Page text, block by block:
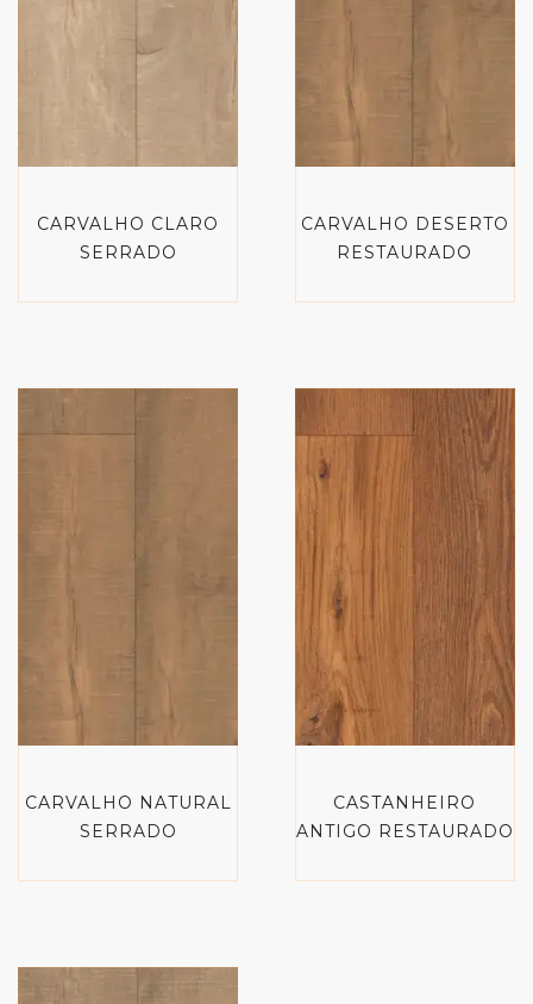
CARVALHO CLARO
SERRADO
CARVALHO DESERTO
RESTAURADO
CARVALHO NATURAL
SERRADO
CASTANHEIRO
ANTIGO RESTAURADO